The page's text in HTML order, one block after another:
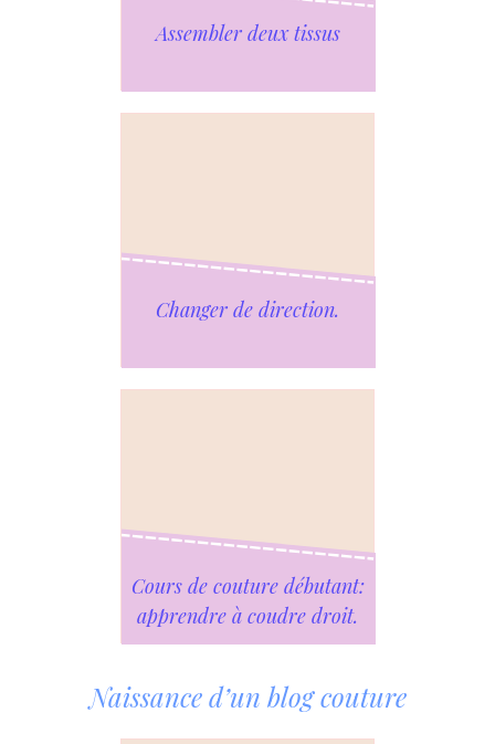
Assembler deux tissus
Changer de direction.
Cours de couture débutant:
apprendre à coudre droit.
Naissance d’un blog couture